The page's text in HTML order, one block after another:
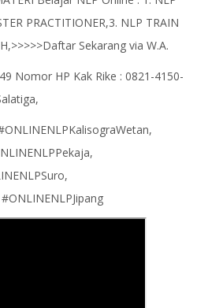
PRACTITIONER,3. NLP TRAIN
Sekarang via W.A.
Nomor HP Kak Rike : 0821-4150-